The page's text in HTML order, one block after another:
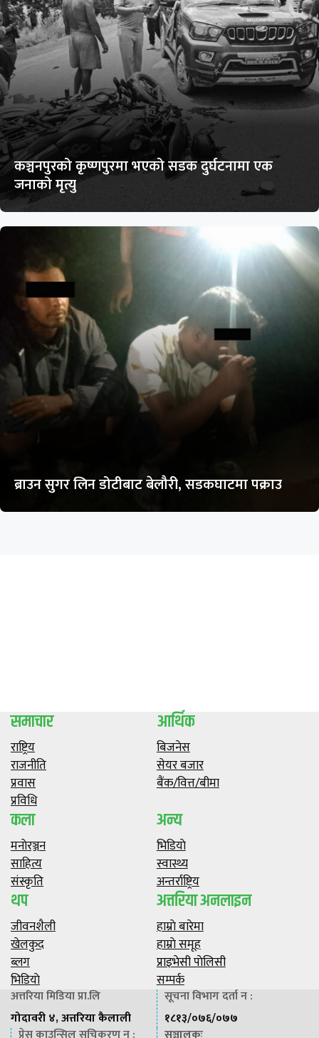
कञ्चनपुरको कृष्णपुरमा भएको सडक दुर्घटनामा एक
जनाको मृत्यु
ब्राउन सुगर लिन डोटीबाट बेलौरी, सडकघाटमा पक्राउ
समाचार
राष्ट्रिय
राजनीति
प्रवास
प्रविधि
आर्थिक
बिजनेस
सेयर बजार
बैंक/वित्त/बीमा
कला
मनाेरञ्जन
साहित्य
संस्कृति
अन्य
भिडियाे
स्वास्थ्य
अन्तर्राष्ट्रिय
थप
जीवनशैली
खेलकुद
ब्लग
भिडियाे
अत्तरिया अनलाइन
हाम्राे बारेमा
हाम्राे समूह
प्राइभेसी पाेलिसी
सम्पर्क
अत्तरिया मिडिया प्रा.लि
गोदावरी ४, अत्तरिया कैलाली
सूचना विभाग दर्ता न :
१८१३/०७६/०७७